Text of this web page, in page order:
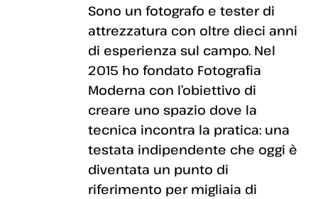
Sono un fotografo e tester di
attrezzatura con oltre dieci anni
di esperienza sul campo. Nel
2015 ho fondato Fotografia
Moderna con l’obiettivo di
creare uno spazio dove la
tecnica incontra la pratica: una
testata indipendente che oggi è
diventata un punto di
riferimento per migliaia di